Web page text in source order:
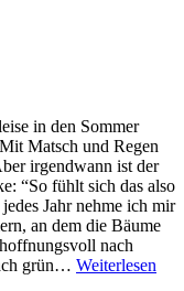
in den Sommer
Matsch und Regen
irgendwann ist der
“So fühlt sich das also
Jahr nehme ich mir
an dem die Bäume
nach
grün… Weiterlesen